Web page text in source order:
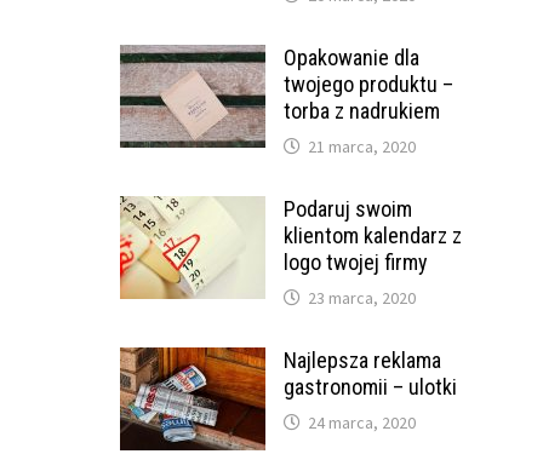
Opakowanie dla
twojego produktu –
torba z nadrukiem
21 marca, 2020
Podaruj swoim
klientom kalendarz z
logo twojej firmy
23 marca, 2020
Najlepsza reklama
gastronomii – ulotki
24 marca, 2020